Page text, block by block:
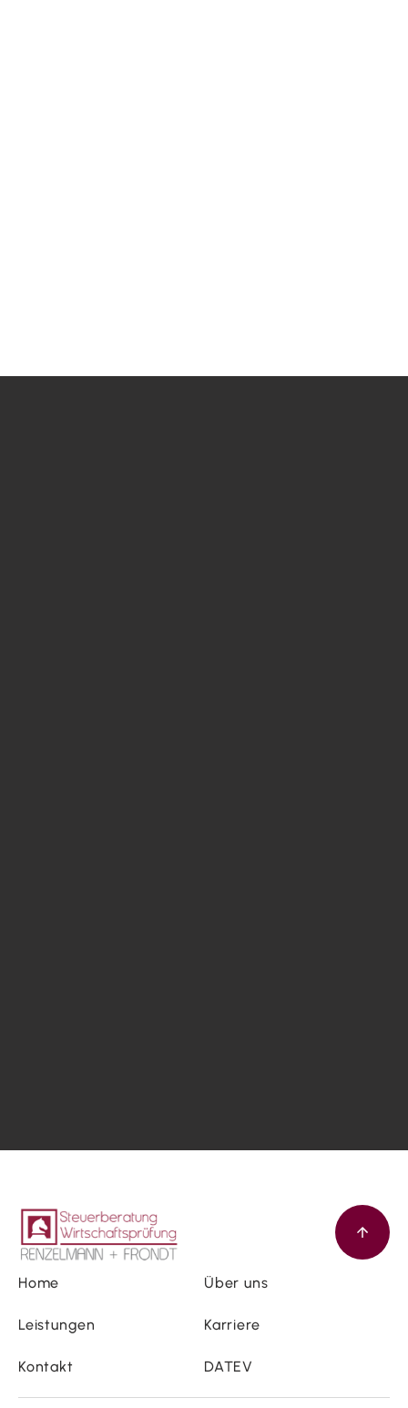
Home Über uns
Leistungen Karriere
Kontakt DATEV